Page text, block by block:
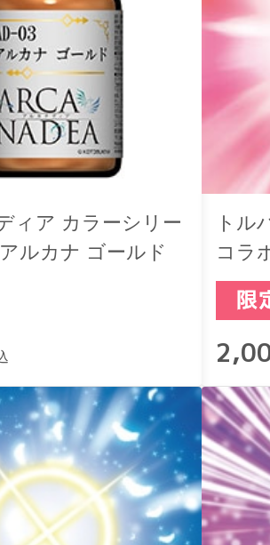
ィア カラーシリー
ルカナ ゴールド
トル
コラ